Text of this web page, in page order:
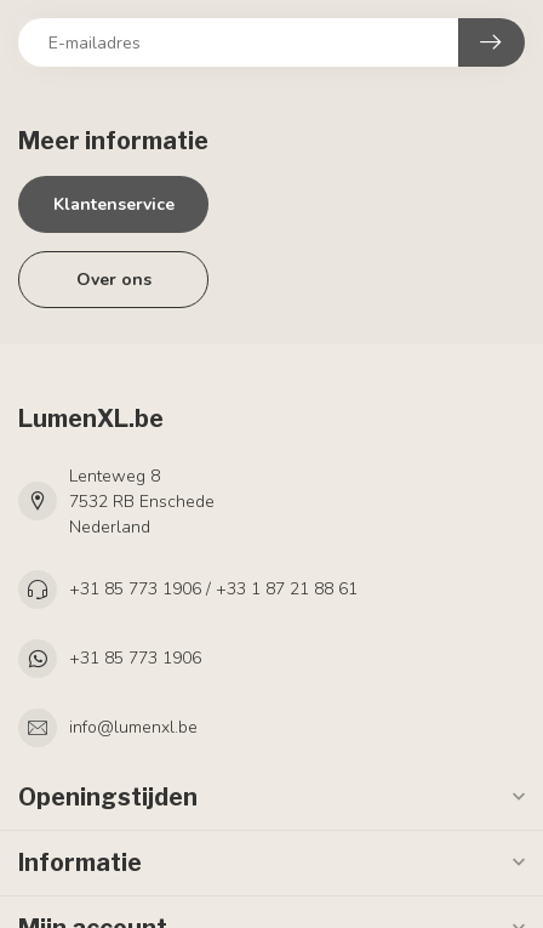
Meer informatie
Klantenservice
Over ons
LumenXL.be
Lenteweg 8
7532 RB Enschede
Nederland
+31 85 773 1906 / +33 1 87 21 88 61
+31 85 773 1906
info@lumenxl.be
Openingstijden
Informatie